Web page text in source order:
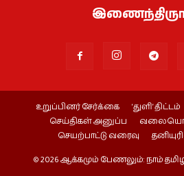
உறுப்பினர் சேர்க்கை ‘துளி’ திட்டம்
செய்திகள் அனுப்ப
செயற்பாட்டு வரைவு
© 2026 ஆக்கமும் பேணலும்: நாம் தமிழர்